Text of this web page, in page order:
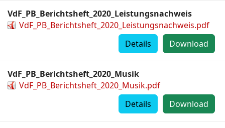
VdF_PB_Berichtsheft_2020_Leistungsnachweis
VdF_PB_Berichtsheft_2020_Leistungsnachweis.pdf
Download
Details
VdF_PB_Berichtsheft_2020_Musik
VdF_PB_Berichtsheft_2020_Musik.pdf
Download
Details